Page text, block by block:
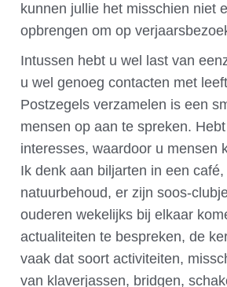
kunnen jullie het misschien niet
opbrengen om op
Intussen hebt u wel last van
u wel genoeg contacten met
Postzegels verzamelen is een
mensen op aan te spreken.
interesses, waardoor u mensen
Ik denk aan biljarten in een
natuurbehoud, er zijn soos-
ouderen wekelijks bij elkaar
actualiteiten te bespreken, de
vaak dat soort activiteiten,
van klaverjassen, bridgen,